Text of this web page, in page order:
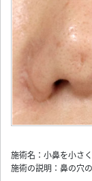
施術名：小鼻を小さ
施術の説明：鼻の穴